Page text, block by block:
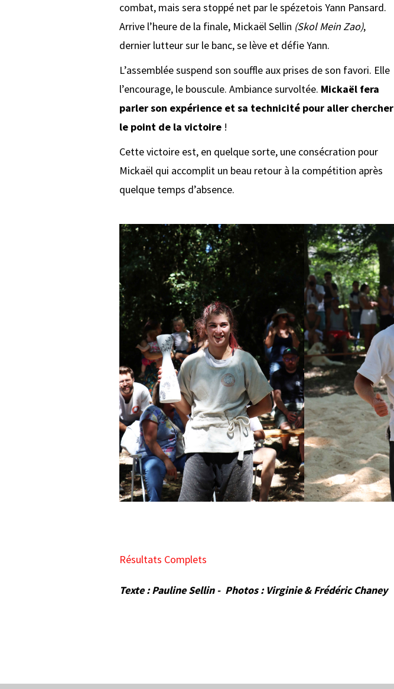
combat, mais sera stoppé net par le spézetois Yann Pansard.
Arrive l’heure de la finale, Mickaël Sellin (Skol Mein Zao),
dernier lutteur sur le banc, se lève et défie Yann.
L’assemblée suspend son souffle aux prises de son favori. Elle
l’encourage, le bouscule. Ambiance survoltée. Mickaël fera
parler son expérience et sa technicité pour aller chercher
le point de la victoire !
Cette victoire est, en quelque sorte, une consécration pour
Mickaël qui accomplit un beau retour à la compétition après
quelque temps d’absence.
Résultats Complets
Texte : Pauline Sellin - Photos : Virginie & Frédéric Chaney